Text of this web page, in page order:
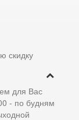
скидку
для Вас
- по будням